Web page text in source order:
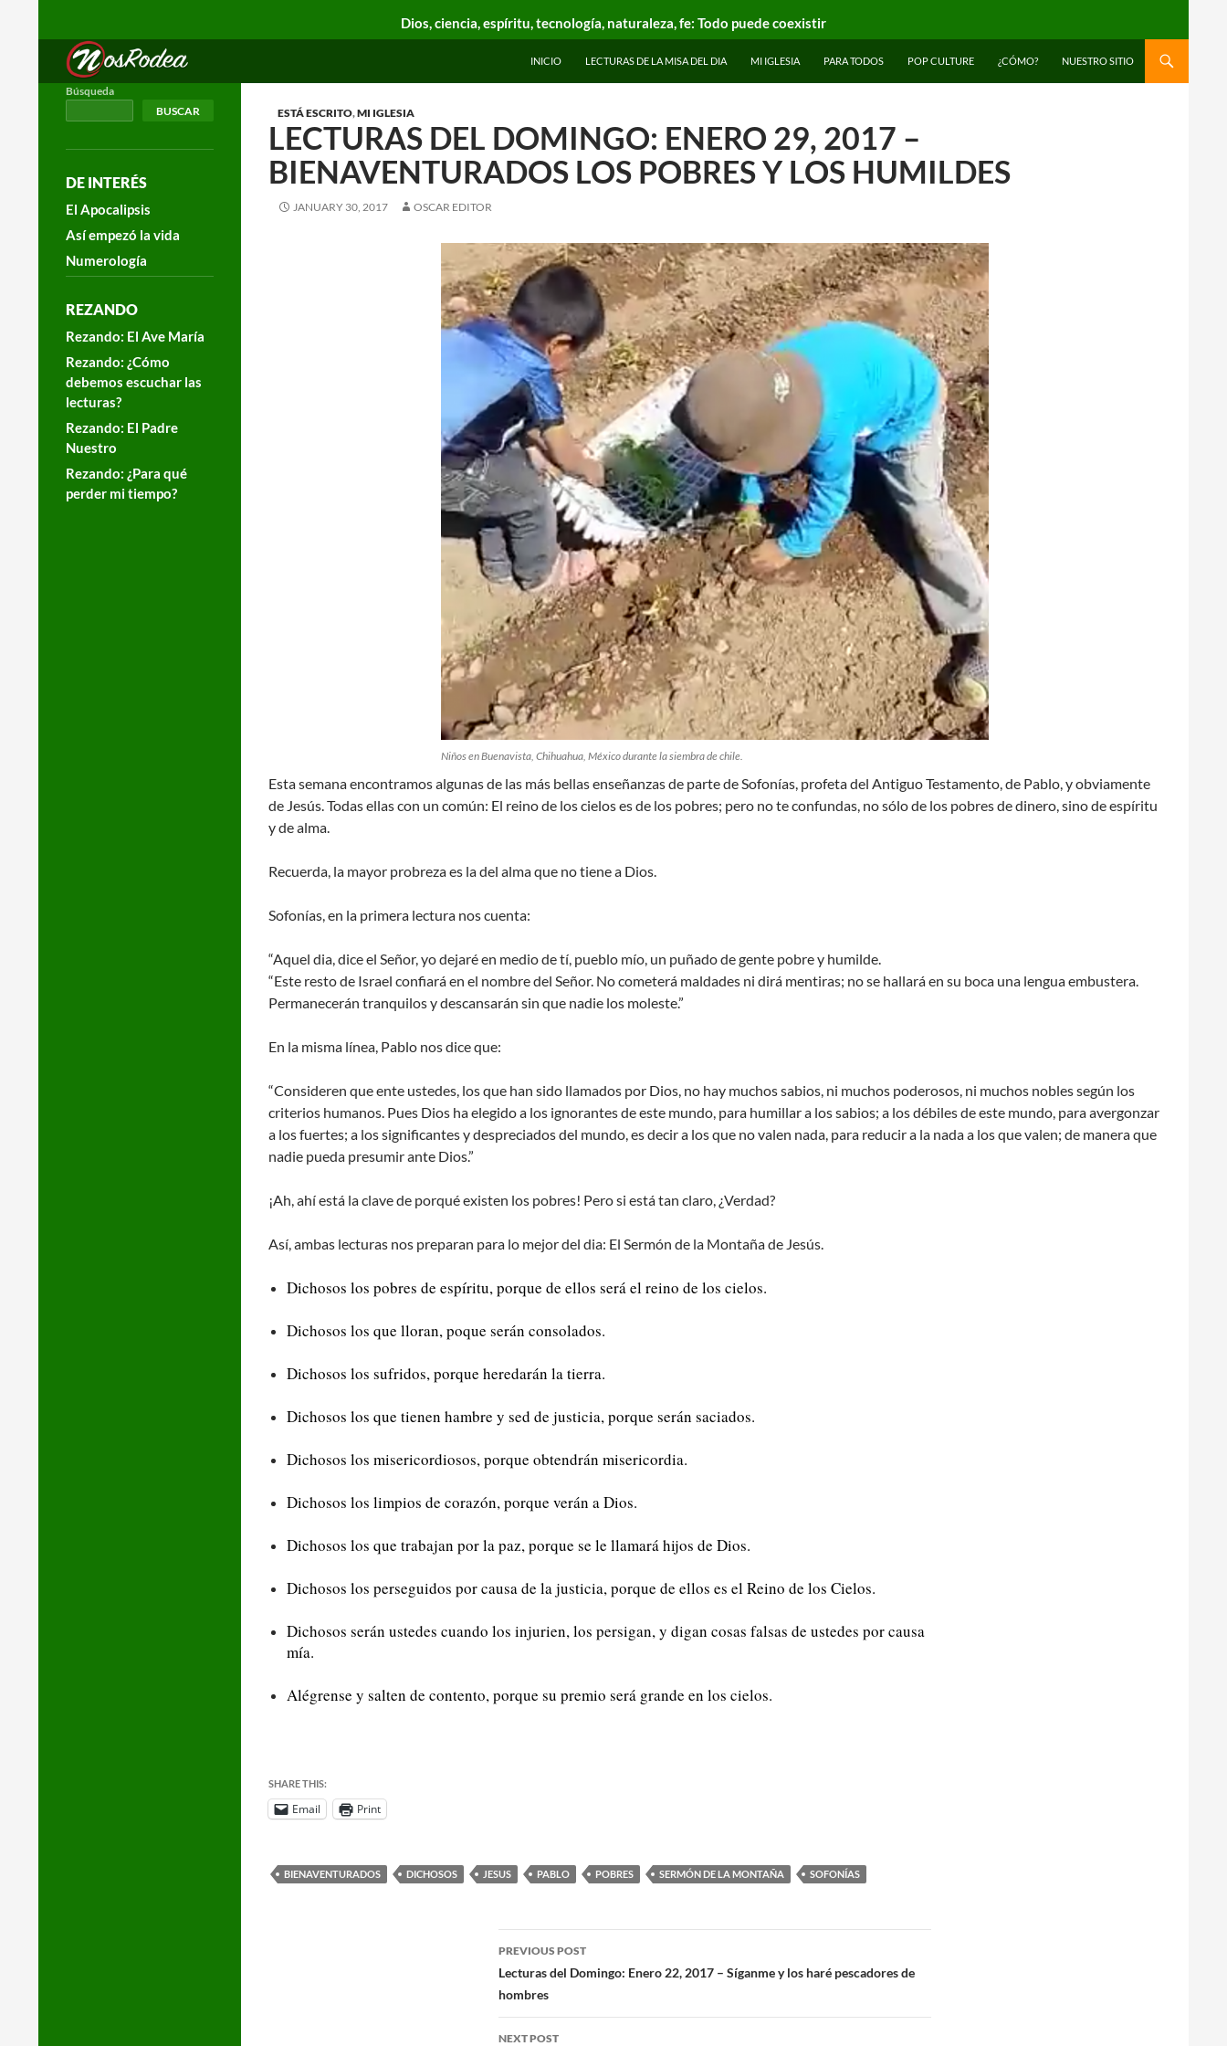
Dios, ciencia, espíritu, tecnología, naturaleza, fe: Todo puede coexistir
Nos Rodea
Search
INICIO LECTURAS DE LA MISA DEL DIA MI IGLESIA PARA TODOS POP CULTURE ¿CÓMO? NUESTRO SITIO
ESTÁ ESCRITO,MI IGLESIA
LECTURAS DEL DOMINGO: ENERO 29, 2017 –
BIENAVENTURADOS LOS POBRES Y LOS HUMILDES
JANUARY 30, 2017 OSCAR EDITOR
Niños en Buenavista, Chihuahua, México durante la siembra de chile.
Esta semana encontramos algunas de las más bellas enseñanzas de parte de Sofonías, profeta del Antiguo Testamento, de Pablo, y obviamente
de Jesús. Todas ellas con un común: El reino de los cielos es de los pobres; pero no te confundas, no sólo de los pobres de dinero, sino de espíritu
y de alma.
Recuerda, la mayor probreza es la del alma que no tiene a Dios.
Sofonías, en la primera lectura nos cuenta:
“Aquel dia, dice el Señor, yo dejaré en medio de tí, pueblo mío, un puñado de gente pobre y humilde.
“Este resto de Israel confiará en el nombre del Señor. No cometerá maldades ni dirá mentiras; no se hallará en su boca una lengua embustera.
Permanecerán tranquilos y descansarán sin que nadie los moleste.”
En la misma línea, Pablo nos dice que:
“Consideren que ente ustedes, los que han sido llamados por Dios, no hay muchos sabios, ni muchos poderosos, ni muchos nobles según los
criterios humanos. Pues Dios ha elegido a los ignorantes de este mundo, para humillar a los sabios; a los débiles de este mundo, para avergonzar
a los fuertes; a los significantes y despreciados del mundo, es decir a los que no valen nada, para reducir a la nada a los que valen; de manera que
nadie pueda presumir ante Dios.”
¡Ah, ahí está la clave de porqué existen los pobres! Pero si está tan claro, ¿Verdad?
Así, ambas lecturas nos preparan para lo mejor del dia: El Sermón de la Montaña de Jesús.
Dichosos los pobres de espíritu, porque de ellos será el reino de los cielos.
Dichosos los que lloran, poque serán consolados.
Dichosos los sufridos, porque heredarán la tierra.
Dichosos los que tienen hambre y sed de justicia, porque serán saciados.
Dichosos los misericordiosos, porque obtendrán misericordia.
Dichosos los limpios de corazón, porque verán a Dios.
Dichosos los que trabajan por la paz, porque se le llamará hijos de Dios.
Dichosos los perseguidos por causa de la justicia, porque de ellos es el Reino de los Cielos.
Dichosos serán ustedes cuando los injurien, los persigan, y digan cosas falsas de ustedes por causa
mía.
Alégrense y salten de contento, porque su premio será grande en los cielos.
SHARE THIS:
Email Print
BIENAVENTURADOS DICHOSOS JESUS PABLO POBRES SERMÓN DE LA MONTAÑA SOFONÍAS
PREVIOUS POST
Lecturas del Domingo: Enero 22, 2017 – Síganme y los haré pescadores de
hombres
NEXT POST
Búsqueda
BUSCAR
DE INTERÉS
El Apocalipsis
Así empezó la vida
Numerología
REZANDO
Rezando: El Ave María
Rezando: ¿Cómo
debemos escuchar las
lecturas?
Rezando: El Padre
Nuestro
Rezando: ¿Para qué
perder mi tiempo?